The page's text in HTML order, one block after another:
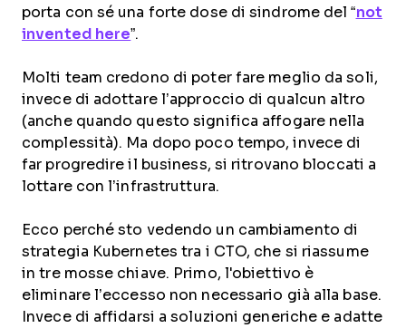
porta con sé una forte dose di sindrome del “not
invented here”.
Molti team credono di poter fare meglio da soli,
invece di adottare l’approccio di qualcun altro
(anche quando questo significa affogare nella
complessità). Ma dopo poco tempo, invece di
far progredire il business, si ritrovano bloccati a
lottare con l’infrastruttura.
Ecco perché sto vedendo un cambiamento di
strategia Kubernetes tra i CTO, che si riassume
in tre mosse chiave. Primo, l'obiettivo è
eliminare l’eccesso non necessario già alla base.
Invece di affidarsi a soluzioni generiche e adatte